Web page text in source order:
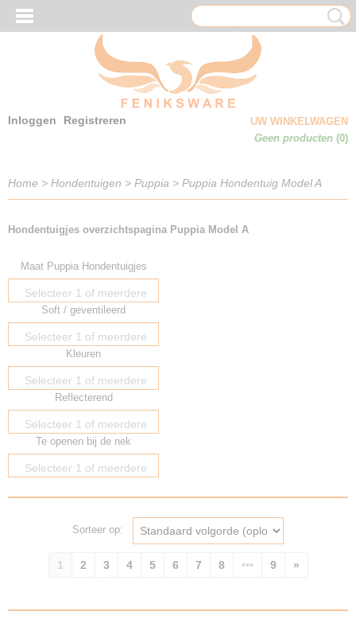
Inloggen Registreren
UW WINKELWAGEN
Geen producten (0)
Home > Hondentuigen > Puppia > Puppia Hondentuig Model A
Hondentuigjes overzichtspagina Puppia Model A
Maat Puppia Hondentuigjes
Selecteer 1 of meerdere
opties
Soft / geventileerd
Selecteer 1 of meerdere
opties
Kleuren
Selecteer 1 of meerdere
opties
Reflecterend
Selecteer 1 of meerdere
opties
Te openen bij de nek
Selecteer 1 of meerdere
Sorteer op:
1 2 3 4 5 6 7 8 ••• 9 »